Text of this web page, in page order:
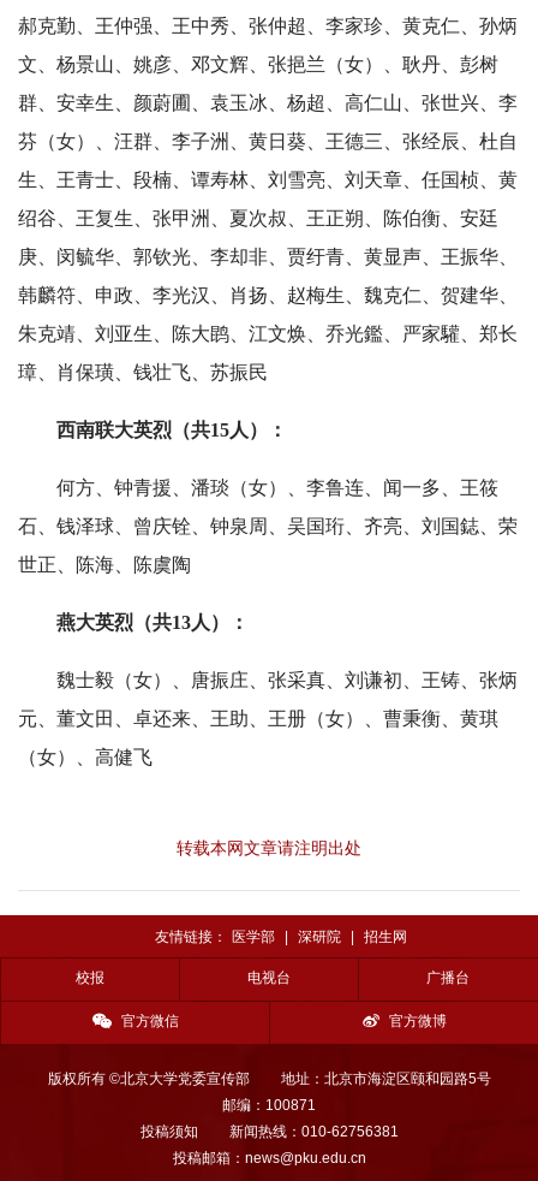
郝克勤、王仲强、王中秀、张仲超、李家珍、黄克仁、孙炳
文、杨景山、姚彦、邓文辉、张挹兰（女）、耿丹、彭树
群、安幸生、颜蔚圃、袁玉冰、杨超、高仁山、张世兴、李
芬（女）、汪群、李子洲、黄日葵、王德三、张经辰、杜自
生、王青士、段楠、谭寿林、刘雪亮、刘天章、任国桢、黄
绍谷、王复生、张甲洲、夏次叔、王正朔、陈伯衡、安廷
庚、闵毓华、郭钦光、李却非、贾纡青、黄显声、王振华、
韩麟符、申政、李光汉、肖扬、赵梅生、魏克仁、贺建华、
朱克靖、刘亚生、陈大鹍、江文焕、乔光鑑、严家驩、郑长
璋、肖保璜、钱壮飞、苏振民
西南联大英烈（共15人）：
何方、钟青援、潘琰（女）、李鲁连、闻一多、王筱
石、钱泽球、曾庆铨、钟泉周、吴国珩、齐亮、刘国鋕、荣
世正、陈海、陈虞陶
燕大英烈（共13人）：
魏士毅（女）、唐振庄、张采真、刘谦初、王铸、张炳
元、董文田、卓还来、王助、王册（女）、曹秉衡、黄琪
（女）、高健飞
转载本网文章请注明出处
友情链接： 医学部 深研院 招生网
校报 电视台 广播台
官方微信 官方微博
版权所有 ©北京大学党委宣传部
地址：北京市海淀区颐和园路5号
邮编：100871
投稿须知
新闻热线：010-62756381
投稿邮箱：news@pku.edu.cn